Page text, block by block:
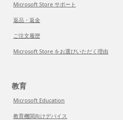
Microsoft Store サポート
返品・返金
ご注文履歴
Microsoft Store をお選びいただく理由
教育
Microsoft Education
教育機関向けデバイス